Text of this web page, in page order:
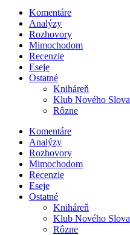
Komentáre
Analýzy
Rozhovory
Mimochodom
Recenzie
Eseje
Ostatné
Kniháreň
Klub Nového Slova
Rôzne
Komentáre
Analýzy
Rozhovory
Mimochodom
Recenzie
Eseje
Ostatné
Kniháreň
Klub Nového Slova
Rôzne